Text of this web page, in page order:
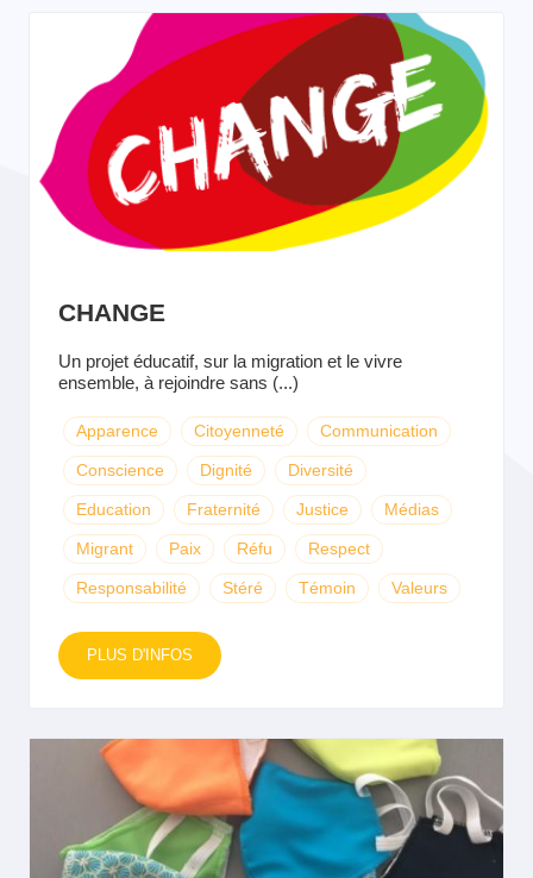
CHANGE
Un projet éducatif, sur la migration et le vivre
ensemble, à rejoindre sans (...)
Apparence Citoyenneté Communication
Conscience Dignité Diversité
Education Fraternité Justice Médias
Migrant Paix Réfu Respect
Responsabilité Stéré Témoin Valeurs
PLUS D'INFOS